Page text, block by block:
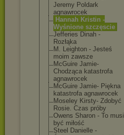
Jeremy Poldark
agnawrocek
Hannah Kristin -
Wyśnione szczęscie
Jefferies Dinah -
Rozłąka
M. Leighton - Jesteś
moim zawsze
McGuire Jamie-
Chodząca katastrofa
agnawrocek
McGuire Jamie- Piękna
katastrofa agnawrocek
Moseley Kirsty- Zdobyć
Rosie. Czas próby
Owens Sharon - To musi
być miłość
Steel Danielle -